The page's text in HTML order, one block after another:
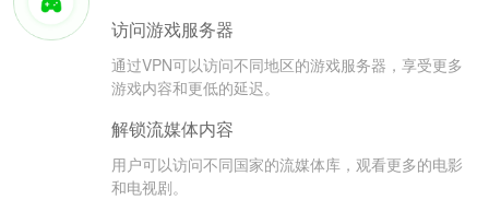
访问游戏服务器
通过VPN可以访问不同地区的游戏服务器，享受更多
游戏内容和更低的延迟。
解锁流媒体内容
用户可以访问不同国家的流媒体库，观看更多的电影
和电视剧。